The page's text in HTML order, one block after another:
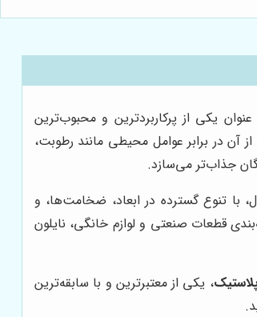
یکی از پرکاربردترین و محبوب‌ترین
آن در برابر عوامل محیطی مانند رطوبت،
جذاب‌تر می‌سازد.
با تنوع گسترده در ابعاد، ضخامت‌ها، و
قطعات صنعتی و لوازم خانگی، نایلون
، یکی از معتبرترین و با سابقه‌ترین